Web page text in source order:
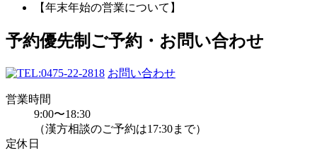
【年末年始の営業について】
予約優先制 ご予約・お問い合わせ
0475-22-2818 お問い合わせ
営業時間
9:00〜18:30
（漢方相談のご予約は17:30まで）
定休日